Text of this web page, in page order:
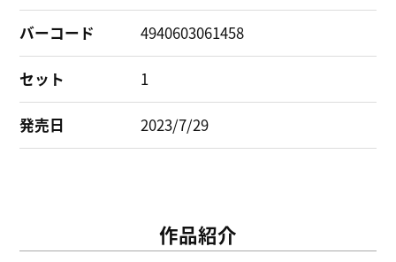
バーコード 4940603061458
セット 1
発売日 2023/7/29
作品紹介